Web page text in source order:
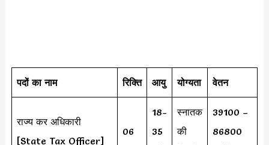
पदों का नाम रिक्ति आयु योग्यता वेतन
राज्य कर अधिकारी
[State Tax Officer]
06
18-
35
स्नातक
की
39100 –
86800